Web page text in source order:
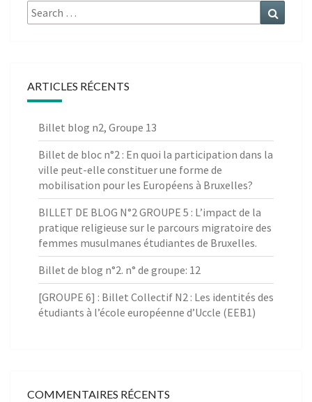
Search
for:
ARTICLES RÉCENTS
Billet blog n2, Groupe 13
Billet de bloc n°2 : En quoi la participation dans la
ville peut-elle constituer une forme de
mobilisation pour les Européens à Bruxelles?
BILLET DE BLOG N°2 GROUPE 5 : L’impact de la
pratique religieuse sur le parcours migratoire des
femmes musulmanes étudiantes de Bruxelles.
Billet de blog n°2. n° de groupe: 12
[GROUPE 6] : Billet Collectif N2 : Les identités des
étudiants à l’école européenne d’Uccle (EEB1)
COMMENTAIRES RÉCENTS